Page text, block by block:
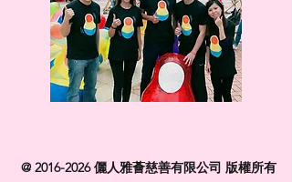
@ 2016-2026儷人雅薈慈善有限公司 版權所有